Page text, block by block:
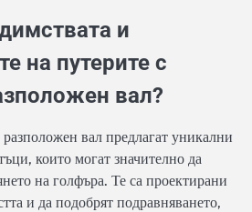
и
на путерите с
вал?
вал предлагат уникални
които могат значително да
на голфъра. Те са проектирани
и да подобрят подравняването,